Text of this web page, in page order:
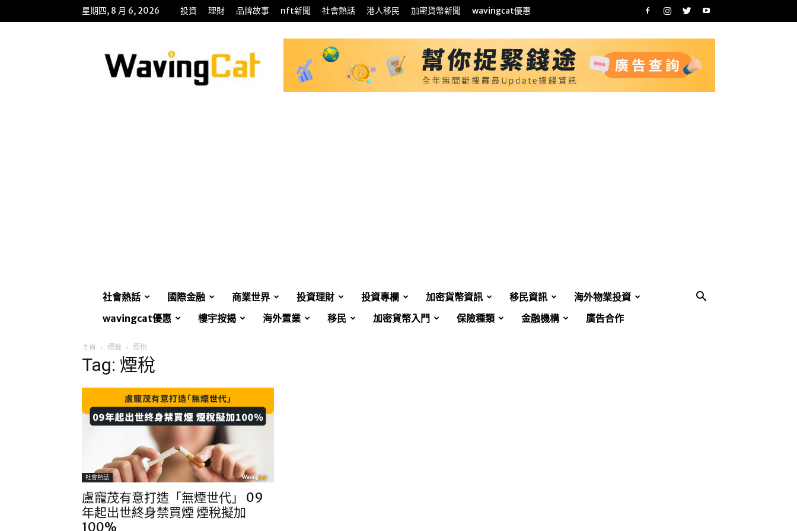
星期四, 8 月 6, 2026 投資 理財 品牌故事 nft新聞 社會熱話 港人移民 加密貨幣新聞 wavingcat優惠
招
財
貓
社會熱話 國際金融 商業世界 投資理財 投資專欄 加密貨幣資訊 移民資訊
海外物業投資
wavingcat優惠
樓宇按揭 海外置業 移民 加密貨幣入門 保險種類 金融機構 廣告合作
主頁 標籤 煙稅
Tag: 煙稅
社會熱話
盧寵茂有意打造「無煙世代」 09
年起出世終身禁買煙 煙稅擬加
100%